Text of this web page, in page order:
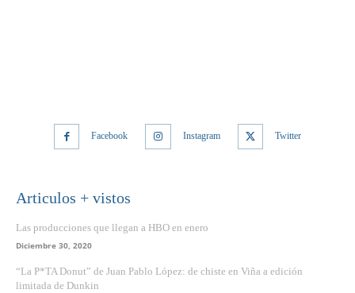
Facebook Instagram Twitter
Articulos + vistos
Las producciones que llegan a HBO en enero
Diciembre 30, 2020
“La P*TA Donut” de Juan Pablo López: de chiste en Viña a edición
limitada de Dunkin